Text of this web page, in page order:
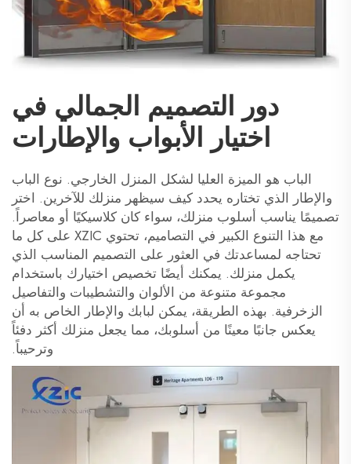
دور التصميم الجمالي في
اختيار الأبواب والإطارات
الباب هو الميزة العليا لشكل المنزل الخارجي. نوع الباب
والإطار الذي تختاره يحدد كيف سيظهر منزلك للآخرين. اختر
تصميمًا يناسب أسلوب منزلك، سواء كان كلاسيكيًا أو معاصراً.
مع هذا التنوع الكبير في التصاميم، تحتوي XZIC على كل ما
تحتاجه لمساعدتك في العثور على التصميم المناسب الذي
يكمل منزلك. يمكنك أيضًا تخصيص اختيارك باستخدام
مجموعة متنوعة من الألوان والتشطيبات والتفاصيل
الزخرفية. بهذه الطريقة، يمكن لبابك والإطار الخاص به أن
يعكس جانبًا معينًا من أسلوبك، مما يجعل منزلك أكثر دفئاً
وترحيباً.